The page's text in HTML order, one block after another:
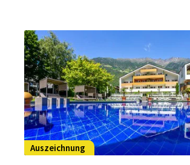
Nachhaltigkeit ohne Verzicht und
Investitionskosten realisiert.
Auszeichnung